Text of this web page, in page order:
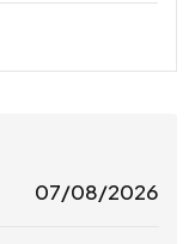
07/08/2026